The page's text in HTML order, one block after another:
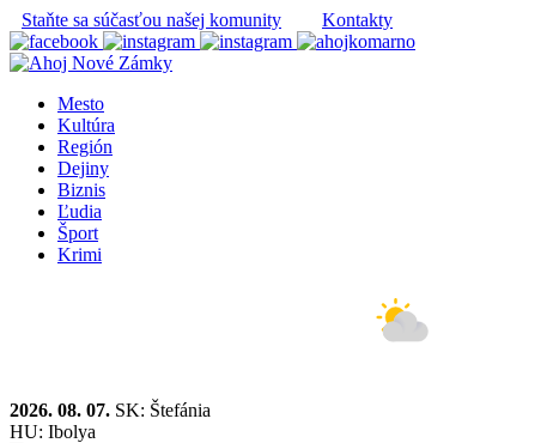
Staňte sa súčasťou našej komunity Kontakty
Mesto
Kultúra
Región
Dejiny
Biznis
Ľudia
Šport
Krimi
2026. 08. 07. SK: Štefánia
HU: Ibolya